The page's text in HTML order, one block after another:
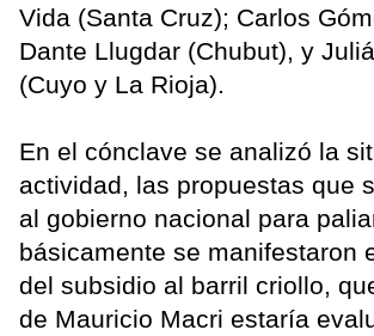
Vida (Santa Cruz); Carlos
Dante Llugdar (Chubut), y
(Cuyo y La Rioja).
En el cónclave se analizó la
actividad, las propuestas que
al gobierno nacional para
básicamente se manifestaron
del subsidio al barril criollo,
de Mauricio Macri estaría